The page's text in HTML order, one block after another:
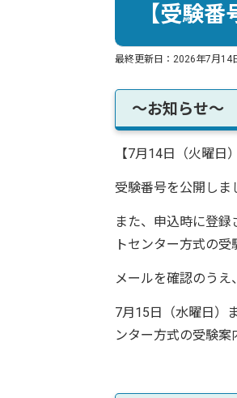
【受験
最終更新日： 2026年7月14
～お知らせ～
【7月14日（火曜日
受験番号を公開しま
また、申込時に登
トセンター方式の受
メールを確認のうえ
7月15日（水曜日）
ンター方式の受験案